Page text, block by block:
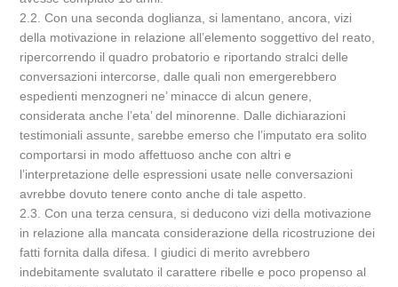
2.2. Con una seconda doglianza, si lamentano, ancora, vizi
della motivazione in relazione all’elemento soggettivo del reato,
ripercorrendo il quadro probatorio e riportando stralci delle
conversazioni intercorse, dalle quali non emergerebbero
espedienti menzogneri ne’ minacce di alcun genere,
considerata anche l’eta’ del minorenne. Dalle dichiarazioni
testimoniali assunte, sarebbe emerso che l’imputato era solito
comportarsi in modo affettuoso anche con altri e
l’interpretazione delle espressioni usate nelle conversazioni
avrebbe dovuto tenere conto anche di tale aspetto.
2.3. Con una terza censura, si deducono vizi della motivazione
in relazione alla mancata considerazione della ricostruzione dei
fatti fornita dalla difesa. I giudici di merito avrebbero
indebitamente svalutato il carattere ribelle e poco propenso al